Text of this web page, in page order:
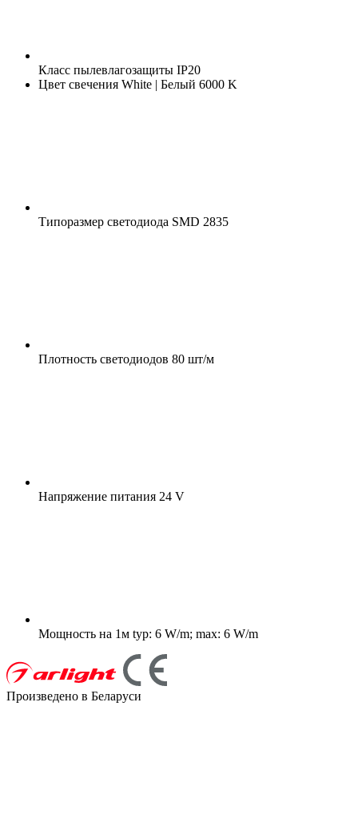
Класс пылевлагозащиты IP20
Цвет свечения White | Белый 6000 K
Типоразмер светодиода SMD 2835
Плотность светодиодов 80 шт/м
Напряжение питания 24 V
Мощность на 1м typ: 6 W/m; max: 6 W/m
Произведено в Беларуси